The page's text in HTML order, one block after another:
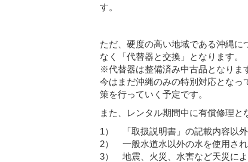
す。
ただ、硬度の高い地域である沖縄
なく「代替器と交換」となります。
※代替器は整備済み中古品となりま
今はまだ沖縄のみの特別対応とな
策を行っていく予定です。
また、レンタル期間中に有償修理と
1） 「取扱説明書」の記載内容以外
2） 一般水道水以外の水を使用され
3） 地震、火災、水害など天災によ